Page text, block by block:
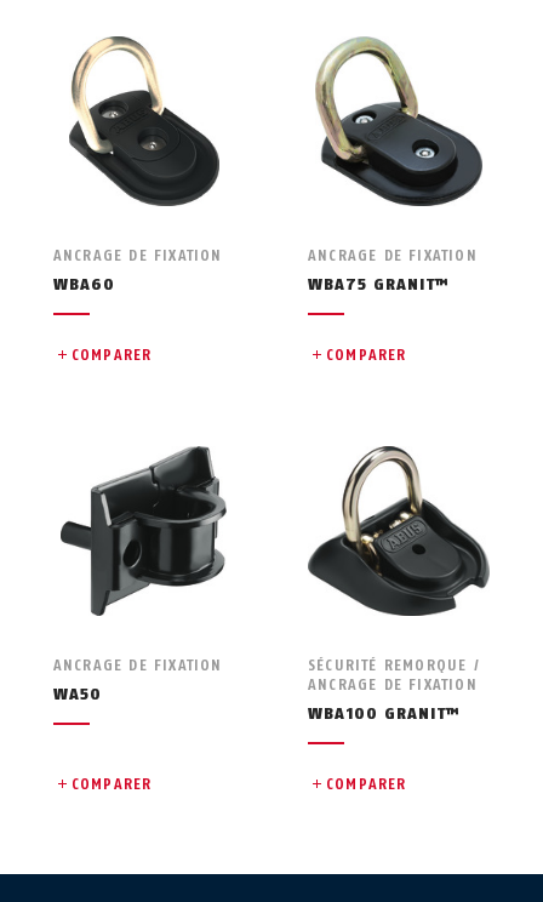
ANCRAGE DE FIXATION
WBA60
COMPARER
ANCRAGE DE FIXATION
WBA75 GRANIT™
COMPARER
ANCRAGE DE FIXATION
WA50
COMPARER
SÉCURITÉ REMORQUE /
ANCRAGE DE FIXATION
WBA100 GRANIT™
COMPARER